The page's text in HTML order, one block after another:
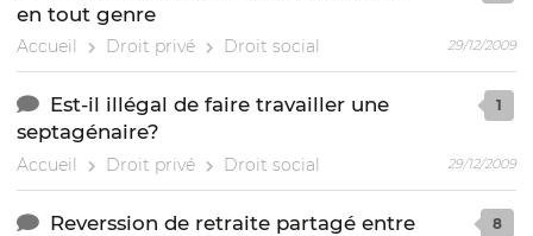
en tout genre
Accueil Droit privé Droit social 29/12/2009
Est-il illégal de faire travailler une
septagénaire?
Accueil Droit privé Droit social
1
29/12/2009
Reverssion de retraite partagé entre
8